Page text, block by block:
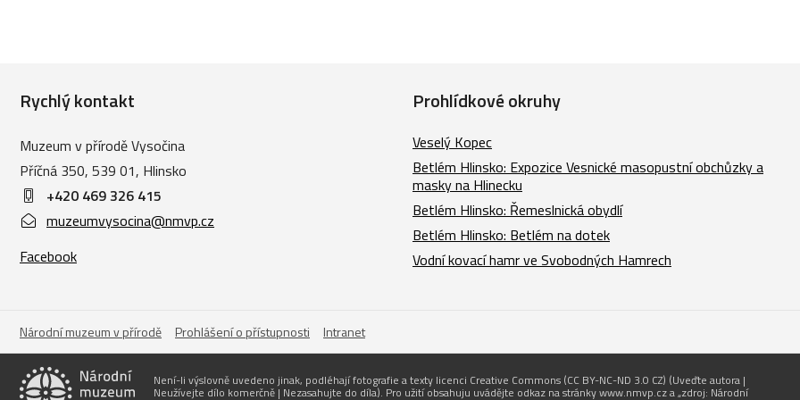
Rychlý kontakt
Muzeum v přírodě Vysočina
Příčná 350, 539 01, Hlinsko
+420 469 326 415
muzeumvysocina@nmvp.cz
Facebook
Prohlídkové okruhy
Veselý Kopec
Betlém Hlinsko: Expozice Vesnické masopustní obchůzky a
masky na Hlinecku
Betlém Hlinsko: Řemeslnická obydlí
Betlém Hlinsko: Betlém na dotek
Vodní kovací hamr ve Svobodných Hamrech
Národní muzeum v přírodě Prohlášení o přístupnosti Intranet
Není-li výslovně uvedeno jinak, podléhají fotografie a texty licenci Creative Commons (CC BY-NC-ND 3.0 CZ) (Uveďte autora |
Neužívejte dílo komerčně | Nezasahujte do díla). Pro užití obsahuju uvádějte odkaz na stránky www.nmvp.cz a „zdroj: Národní